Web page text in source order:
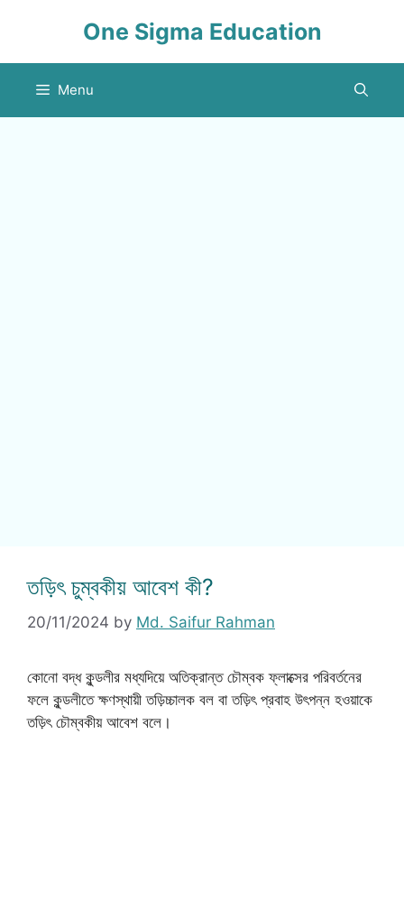
One Sigma Education
Menu
তড়িৎ চুম্বকীয় আবেশ কী?
20/11/2024 by Md. Saifur Rahman
কোনো বদ্ধ কুন্ডলীর মধ্যদিয়ে অতিক্রান্ত চৌম্বক ফ্লাক্সের পরিবর্তনের
ফলে কুন্ডলীতে ক্ষণস্থায়ী তড়িচ্চালক বল বা তড়িৎ প্রবাহ উৎপন্ন হওয়াকে
তড়িৎ চৌম্বকীয় আবেশ বলে।